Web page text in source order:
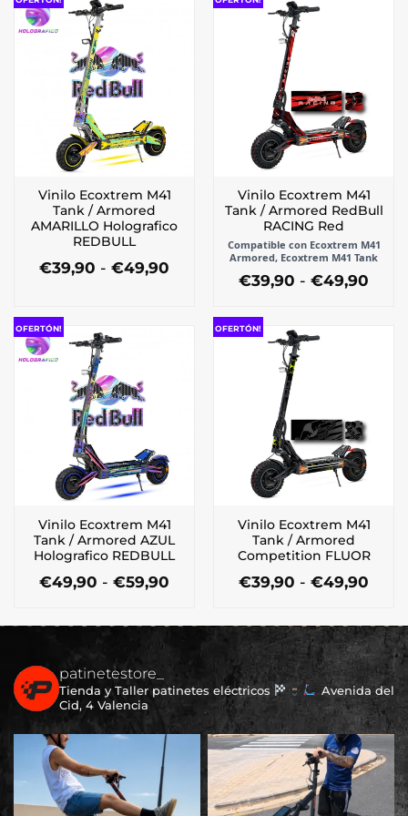
Vinilo Ecoxtrem M41
Tank / Armored
AMARILLO Holografico
REDBULL
€39,90 - €49,90
desde
€39,90
múltiples
Las
opciones
se
elegir
en
la
de
producto
Vinilo Ecoxtrem M41
Tank / Armored RedBull
RACING Red
Compatible con Ecoxtrem M41
Armored, Ecoxtrem M41 Tank
€39,90 - €49,90
tiene
se
pueden
elegir
página
de
producto
OFERTÓN!
Vinilo Ecoxtrem M41
Tank / Armored AZUL
Holografico REDBULL
€49,90 - €59,90
desde
€49,90
hasta
€59,90
variantes.
Las
opciones
se
elegir
en
la
OFERTÓN!
Vinilo Ecoxtrem M41
Tank / Armored
Competition FLUOR
€39,90 - €49,90
tiene
múltiples
variantes.
Las
opciones
se
pueden
elegir
en
la
patinetestore_
Tienda y Taller patinetes eléctricos
Avenida del
Cid, 4 Valencia